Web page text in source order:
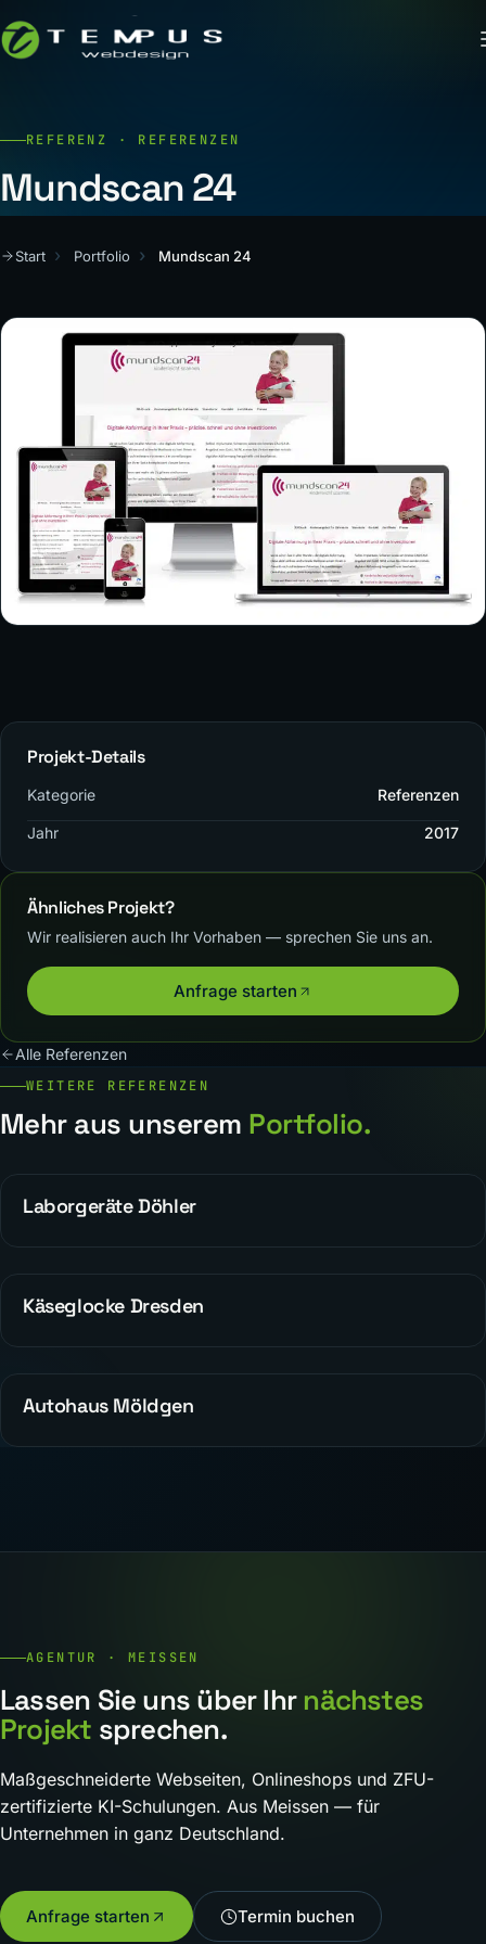
REFERENZ · REFERENZEN
Mundscan 24
Start Portfolio Mundscan 24
Projekt-Details
Kategorie Referenzen
Jahr 2017
Ähnliches Projekt?
Wir realisieren auch Ihr Vorhaben — sprechen Sie uns an.
Anfrage starten
Alle Referenzen
WEITERE REFERENZEN
Mehr aus unserem Portfolio.
WEBDESIGN
Laborgeräte Döhler
REFERENZEN
Käseglocke Dresden
WEBDESIGN
Autohaus Möldgen
AGENTUR · MEISSEN
Lassen Sie uns über Ihr nächstes
Projekt sprechen.
Maßgeschneiderte Webseiten, Onlineshops und ZFU-
zertifizierte KI-Schulungen. Aus Meissen — für
Unternehmen in ganz Deutschland.
Anfrage starten Termin buchen